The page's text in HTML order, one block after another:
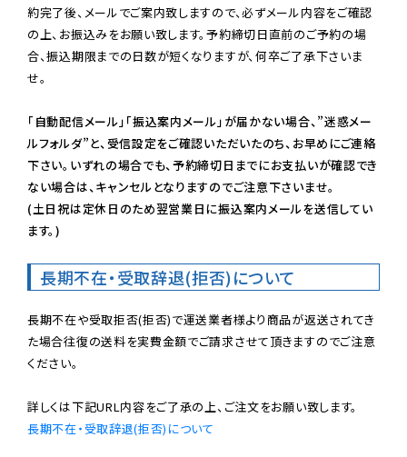
約完了後、メールでご案内致しますので、必ずメール内容をご確認
の上、お振込みをお願い致します。予約締切日直前のご予約の場
合、振込期限までの日数が短くなりますが、何卒ご了承下さいま
せ。
「自動配信メール」「振込案内メール」が届かない場合、”迷惑メー
ルフォルダ”と、受信設定をご確認いただいたのち、お早めにご連絡
下さい。いずれの場合でも、予約締切日までにお支払いが確認でき
ない場合は、キャンセルとなりますのでご注意下さいませ。
(土日祝は定休日のため翌営業日に振込案内メールを送信してい
ます。)
長期不在・受取辞退(拒否)について
長期不在や受取拒否(拒否)で運送業者様より商品が返送されてき
た場合往復の送料を実費金額でご請求させて頂きますのでご注意
ください。
長期不在・受取辞退(拒否)について